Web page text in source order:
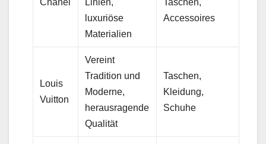
Chanel
Linien,
luxuriöse
Materialien
Taschen,
Accessoires
Louis
Vuitton
Vereint
Tradition und
Moderne,
herausragende
Qualität
Taschen,
Kleidung,
Schuhe